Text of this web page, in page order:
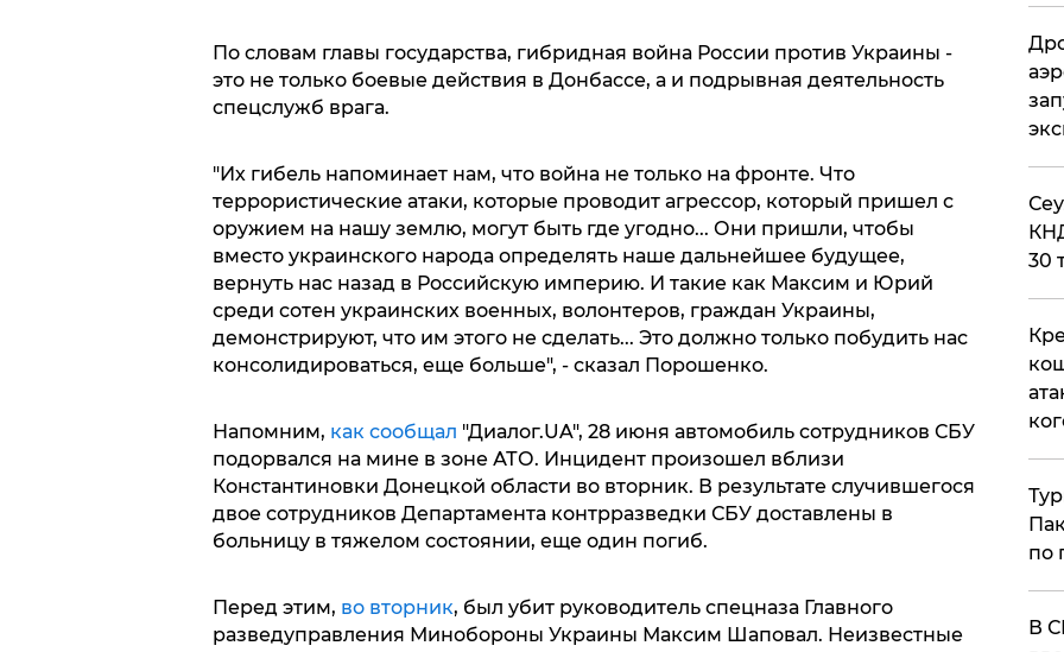
По словам главы государства, гибридная война России против Украины -
это не только боевые действия в Донбассе, а и подрывная деятельность
спецслужб врага.
"Их гибель напоминает нам, что война не только на фронте. Что
террористические атаки, которые проводит агрессор, который пришел с
оружием на нашу землю, могут быть где угодно... Они пришли, чтобы
вместо украинского народа определять наше дальнейшее будущее,
вернуть нас назад в Российскую империю. И такие как Максим и Юрий
среди сотен украинских военных, волонтеров, граждан Украины,
демонстрируют, что им этого не сделать... Это должно только побудить нас
консолидироваться, еще больше", - сказал Порошенко.
Напомним, как сообщал "Диалог.UA", 28 июня автомобиль сотрудников СБУ
подорвался на мине в зоне АТО. Инцидент произошел вблизи
Константиновки Донецкой области во вторник. В результате случившегося
двое сотрудников Департамента контрразведки СБУ доставлены в
больницу в тяжелом состоянии, еще один погиб.
Перед этим, во вторник, был убит руководитель спецназа Главного
разведуправления Минобороны Украины Максим Шаповал. Неизвестные
30
по
В